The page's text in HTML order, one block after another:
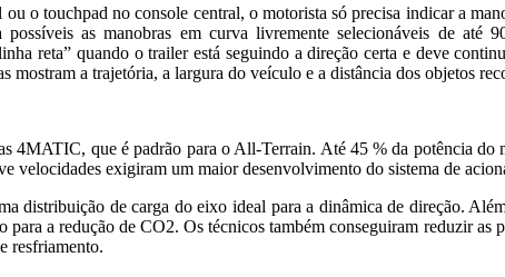
o touchpad no console central, o motorista só precisa indicar a
as manobras em curva livremente selecionáveis ​​de até
reta” quando o trailer está seguindo a direção certa e deve
mostram a trajetória, a largura do veículo e a distância dos objetos
4MATIC, que é padrão para o All-Terrain. Até 45 % da potência
velocidades exigiram um maior desenvolvimento do sistema de
distribuição de carga do eixo ideal para a dinâmica de direção.
a redução de CO2. Os técnicos também conseguiram reduzir as
resfriamento.